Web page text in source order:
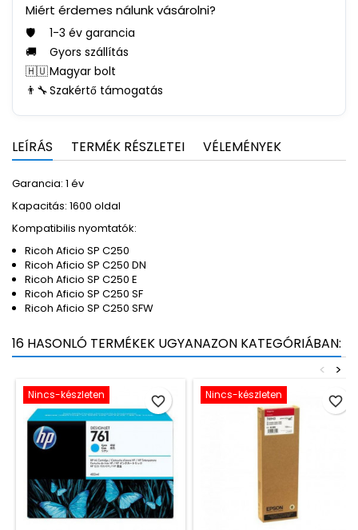
Miért érdemes nálunk vásárolni?
🛡️
1-3 év garancia
🚚
Gyors szállítás
🇭🇺Magyar bolt
👨‍🔧Szakértő támogatás
LEÍRÁS TERMÉK RÉSZLETEI VÉLEMÉNYEK
Garancia: 1 év
Kapacitás: 1600 oldal
Kompatibilis nyomtatók:
Ricoh Aficio SP C250
Ricoh Aficio SP C250 DN
Ricoh Aficio SP C250 E
Ricoh Aficio SP C250 SF
Ricoh Aficio SP C250 SFW
16 HASONLÓ TERMÉKEK UGYANAZON KATEGÓRIÁBAN:
>
<
Nincs-készleten favorite_border Nincs-készleten favorite_border